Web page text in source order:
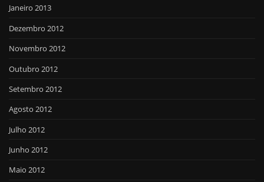
Janeiro 2013
Dezembro 2012
Novembro 2012
Outubro 2012
Setembro 2012
Agosto 2012
Julho 2012
Junho 2012
Maio 2012